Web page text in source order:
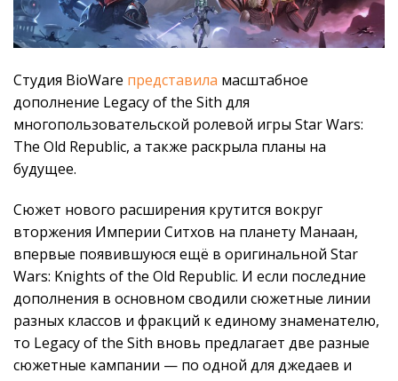
Студия BioWare представила масштабное
дополнение Legacy of the Sith для
многопользовательской ролевой игры Star Wars:
The Old Republic, а также раскрыла планы на
будущее.
Сюжет нового расширения крутится вокруг
вторжения Империи Ситхов на планету Манаан,
впервые появившуюся ещё в оригинальной Star
Wars: Knights of the Old Republic. И если последние
дополнения в основном сводили сюжетные линии
разных классов и фракций к единому знаменателю,
то Legacy of the Sith вновь предлагает две разные
сюжетные кампании — по одной для джедаев и